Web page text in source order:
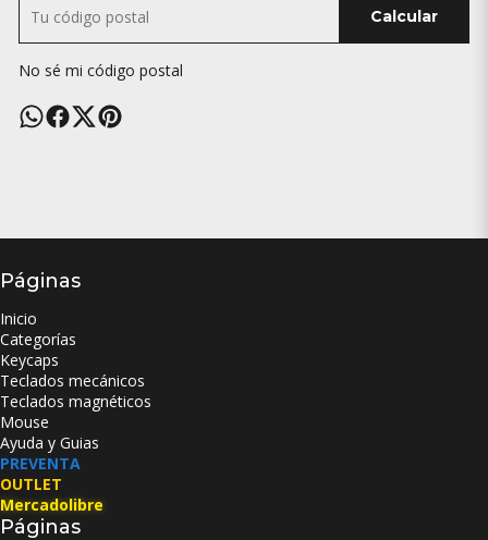
Calcular
No sé mi código postal
Páginas
Inicio
Categorías
Keycaps
Teclados mecánicos
Teclados magnéticos
Mouse
Ayuda y Guias
PREVENTA
OUTLET
Mercadolibre
Páginas